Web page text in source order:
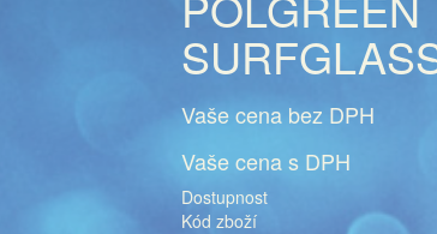
Vaše cena bez DPH
Vaše cena s DPH
Dostupnost
Kód zboží